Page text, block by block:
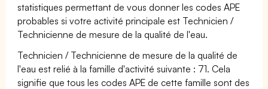
statistiques permettant de vous donner les codes APE
probables si votre activité principale est Technicien /
Technicienne de mesure de la qualité de l'eau.
Technicien / Technicienne de mesure de la qualité de
l'eau est relié à la famille d'activité suivante : 71. Cela
signifie que tous les codes APE de cette famille sont des